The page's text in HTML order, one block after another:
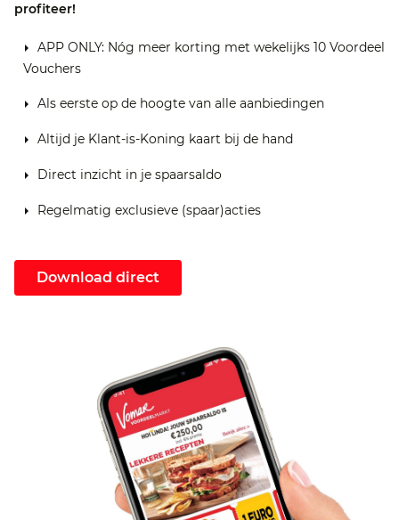
profiteer!
APP ONLY: Nóg meer korting met wekelijks 10 Voordeel
Vouchers
Als eerste op de hoogte van alle aanbiedingen
Altijd je Klant-is-Koning kaart bij de hand
Direct inzicht in je spaarsaldo
Regelmatig exclusieve (spaar)acties
Download direct